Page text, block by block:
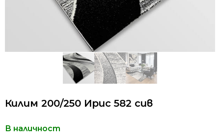
Килим 200/250 Ирис 582 сив
В наличност